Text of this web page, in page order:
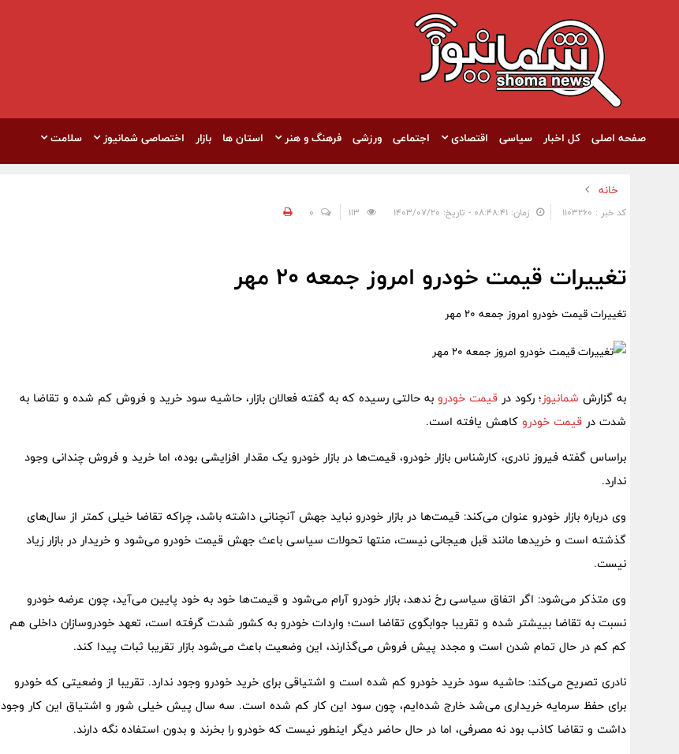
صفحه اصلی کل اخبار سیاسی اقتصادی اجتماعی ورزشی فرهنگ و هنر استان ها بازار اختصاصی شمانیوز سلامت
خانه
کد خبر : 1103260 زمان: ۰۸:۴۸:۴۱ - تاریخ: ۱۴۰۳/۰۷/۲۰ 0
تغییرات قیمت خودرو امروز جمعه 20 مهر
تغییرات قیمت خودرو امروز جمعه 20 مهر
به گزارش شمانیوز؛ رکود در قیمت خودرو به حالتی رسیده که به گفته فعالان بازار، حاشیه سود خرید و فروش کم شده و تقاضا به
شدت در قیمت خودرو کاهش یافته است.
براساس گفته فیروز نادری، کارشناس بازار خودرو، قیمت‌ها در بازار خودرو یک مقدار افزایشی بوده، اما خرید و فروش چندانی وجود
ندارد.
وی درباره بازار خودرو عنوان می‌کند: قیمت‌ها در بازار خودرو نباید جهش آنچنانی داشته باشد، چراکه تقاضا خیلی کمتر از سال‌های
گذشته است و خرید‌ها مانند قبل هیجانی نیست، منتها تحولات سیاسی باعث جهش قیمت خودرو می‌شود و خریدار در بازار زیاد
نیست.
وی متذکر می‌شود: اگر اتفاق سیاسی رخ ندهد، بازار خودرو آرام می‌شود و قیمت‌ها خود به خود پایین می‌آید، چون عرضه خودرو
نسبت به تقاضا بییشتر شده و تقریبا جوابگوی تقاضا است؛ واردات خودرو به کشور شدت گرفته است، تعهد خودروسازان داخلی هم
کم کم در حال تمام شدن است و مجدد پیش فروش می‌گذارند، این وضعیت باعث می‌شود بازار تقریبا ثبات پیدا کند.
نادری تصریح می‌کند: حاشیه سود خرید خودرو کم شده است و اشتیاقی برای خرید خودرو وجود ندارد. تقریبا از وضعیتی که خودرو
برای حفظ سرمایه خریداری می‌شد خارج شده‌ایم، چون سود این کار کم شده است. سه سال پیش خیلی شور و اشتیاق این کار وجود
داشت و تقاضا کاذب بود نه مصرفی، اما در حال حاضر دیگر اینطور نیست که خودرو را بخرند و بدون استفاده نگه دارند.